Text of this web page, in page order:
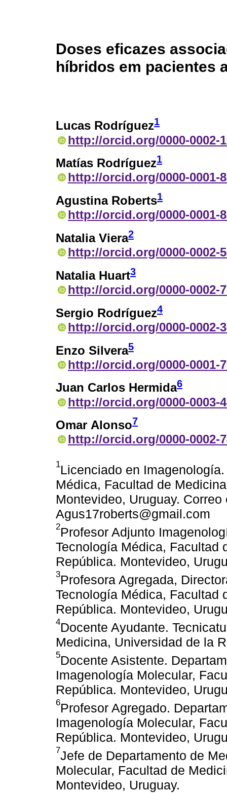
Doses eficazes
híbridos em pacientes
Lucas Rodríguez1
http://orcid.org/0000-0002-
Matías Rodríguez1
http://orcid.org/0000-0001-
Agustina Roberts1
http://orcid.org/0000-0001-
Natalia Viera2
http://orcid.org/0000-0002-
Natalia Huart3
http://orcid.org/0000-0002-
Sergio Rodríguez4
http://orcid.org/0000-0002-
Enzo Silvera5
http://orcid.org/0000-0001-
Juan Carlos Hermida6
http://orcid.org/0000-0003-
Omar Alonso7
http://orcid.org/0000-0002-
1Licenciado en
Médica, Facultad de
Montevideo, Uruguay.
Agus17roberts@gmail.com
2Profesor Adjunto
Tecnología Médica, Facultad
República. Montevideo,
3Profesora Agregada,
Tecnología Médica, Facultad
República. Montevideo,
4Docente Ayudante.
Medicina, Universidad de la
5Docente Asistente.
Imagenología Molecular,
República. Montevideo,
6Profesor Agregado.
Imagenología Molecular,
República. Montevideo,
7Jefe de Departamento de
Molecular, Facultad de
Montevideo, Uruguay.